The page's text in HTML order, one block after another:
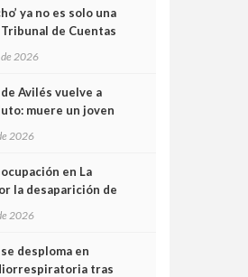
ya no es solo una
de Cuentas
de los trenes que no
túneles
2026
Avilés vuelve a
muere un joven
2026
en La
la desaparición de
2026
desploma en
tras